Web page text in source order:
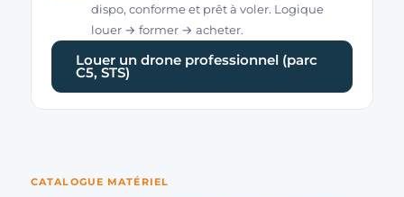
dispo, conforme et prêt à voler. Logique
louer → former → acheter.
Louer un drone professionnel (parc
C5, STS)
CATALOGUE MATÉRIEL